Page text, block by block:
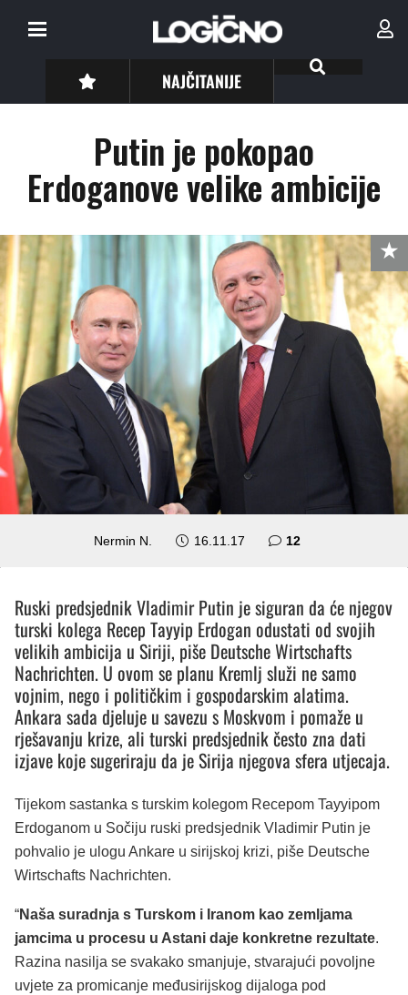
NAJČITANIJE
Putin je pokopao
Erdoganove velike ambicije
Nermin N. 16.11.17 12
Ruski predsjednik Vladimir Putin je siguran da će njegov
turski kolega Recep Tayyip Erdogan odustati od svojih
velikih ambicija u Siriji, piše Deutsche Wirtschafts
Nachrichten. U ovom se planu Kremlj služi ne samo
vojnim, nego i političkim i gospodarskim alatima.
Ankara sada djeluje u savezu s Moskvom i pomaže u
rješavanju krize, ali turski predsjednik često zna dati
izjave koje sugeriraju da je Sirija njegova sfera utjecaja.
Tijekom sastanka s turskim kolegom Recepom Tayyipom
Erdoganom u Sočiju ruski predsjednik Vladimir Putin je
pohvalio je ulogu Ankare u sirijskoj krizi, piše Deutsche
Wirtschafts Nachrichten.
“Naša suradnja s Turskom i Iranom kao zemljama
jamcima u procesu u Astani daje konkretne rezultate.
Razina nasilja se svakako smanjuje, stvarajući povoljne
uvjete za promicanje međusirijskog dijaloga pod